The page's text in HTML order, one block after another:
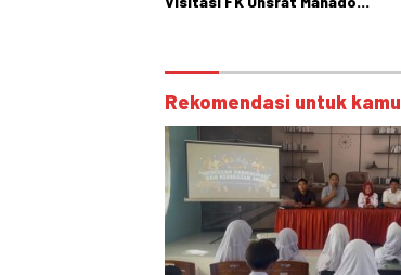
Rekomendasi untuk kamu